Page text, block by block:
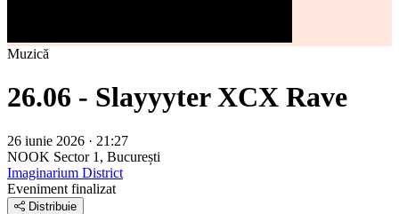
Muzică
26.06 - Slayyyter XCX Rave
26 iunie 2026 · 21:27
NOOK Sector 1, București
Imaginarium District
Eveniment finalizat
Distribuie